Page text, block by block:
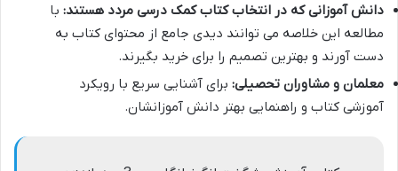
دانش آموزانی که در انتخاب کتاب کمک درسی مردد هستند: با
مطالعه این خلاصه می توانند دیدی جامع از محتوای کتاب به
دست آورند و بهترین تصمیم را برای خرید بگیرند.
معلمان و مشاوران تحصیلی: برای آشنایی سریع با رویکرد
آموزشی کتاب و راهنمایی بهتر دانش آموزانشان.